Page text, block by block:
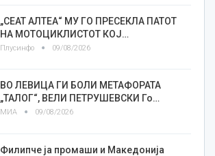
„СЕАТ АЛТЕА“ МУ ГО ПРЕСЕКЛА ПАТОТ
НА МОТОЦИКЛИСТОТ КОЈ…
Плусинфо 09/08/2026
ВО ЛЕВИЦА ГИ БОЛИ МЕТАФОРАТА
„ТАЛОГ“, ВЕЛИ ПЕТРУШЕВСКИ Го…
МИА 09/08/2026
Филипче ја промаши и Македонија